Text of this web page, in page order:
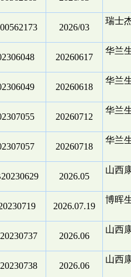
2026/03
瑞士
20260617
华兰
20260618
华兰
20260712
华兰
20260718
华兰
2026.05
山西
2026.07.19
博晖
2026.06
山西
2026.06
山西